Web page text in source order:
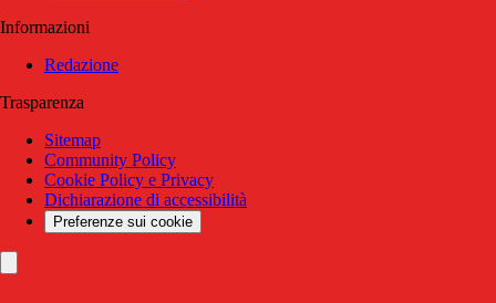
Informazioni
Redazione
Trasparenza
Sitemap
Community Policy
Cookie Policy e Privacy
Dichiarazione di accessibilità
Preferenze sui cookie